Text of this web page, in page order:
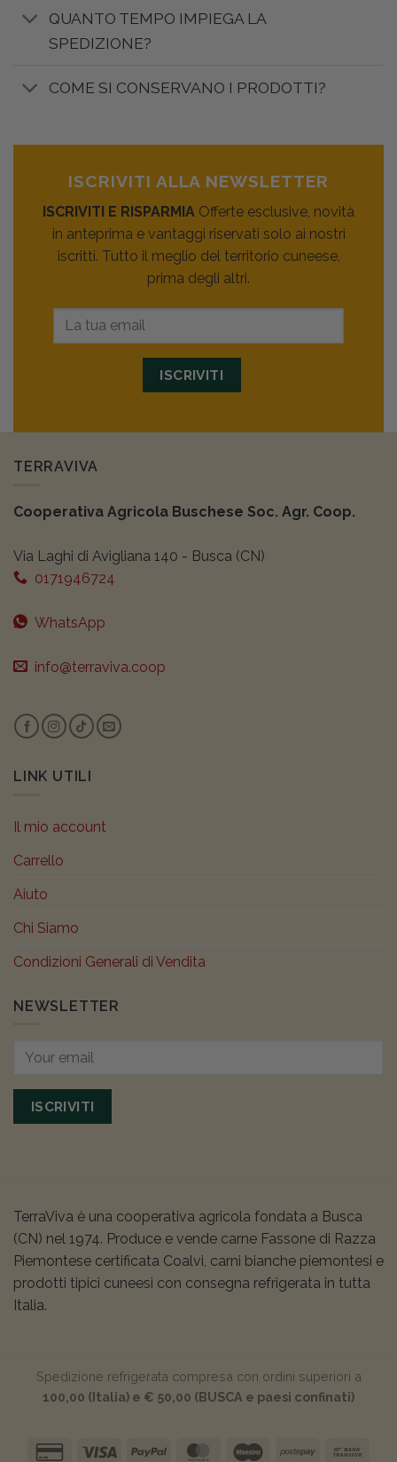
QUANTO TEMPO IMPIEGA LA
SPEDIZIONE?
COME SI CONSERVANO I PRODOTTI?
ISCRIVITI ALLA NEWSLETTER
ISCRIVITI E RISPARMIA Offerte esclusive, novità
in anteprima e vantaggi riservati solo ai nostri
iscritti. Tutto il meglio del territorio cuneese,
prima degli altri.
ISCRIVITI
TERRAVIVA
Cooperativa Agricola Buschese Soc. Agr. Coop.
Via Laghi di Avigliana 140 - Busca (CN)
0171946724
WhatsApp
info@terraviva.coop
LINK UTILI
Il mio account
Carrello
Aiuto
Chi Siamo
Condizioni Generali di Vendita
NEWSLETTER
ISCRIVITI
TerraViva è una cooperativa agricola fondata a Busca
(CN) nel 1974. Produce e vende carne Fassone di Razza
Piemontese certificata Coalvi, carni bianche piemontesi e
prodotti tipici cuneesi con consegna refrigerata in tutta
Italia.
Spedizione refrigerata compresa con ordini superiori a
100,00 (Italia) e € 50,00 (BUSCA e paesi confinati)